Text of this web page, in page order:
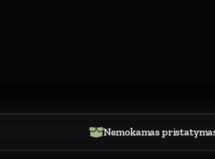
Nemokamas